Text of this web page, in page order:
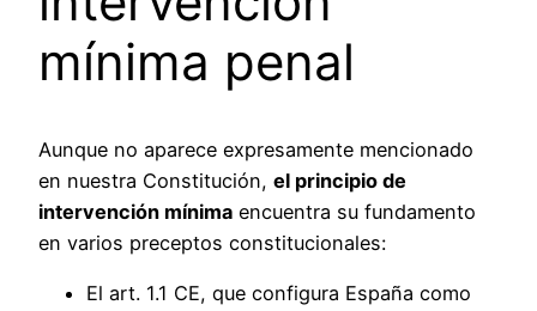
mínima penal
Aunque no aparece expresamente mencionado
en nuestra Constitución, el principio de
intervención mínima encuentra su fundamento
en varios preceptos constitucionales:
El art. 1.1 CE, que configura España como